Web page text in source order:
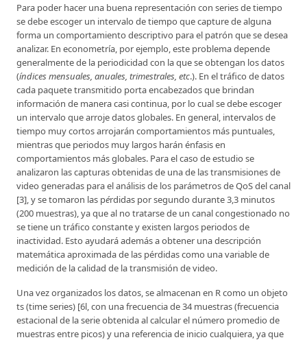
Para poder hacer una buena representación con series de tiempo
se debe escoger un intervalo de tiempo que capture de alguna
forma un comportamiento descriptivo para el patrón que se desea
analizar. En econometría, por ejemplo, este problema depende
generalmente de la periodicidad con la que se obtengan los datos
(índices mensuales, anuales, trimestrales, etc.). En el tráfico de datos
cada paquete transmitido porta encabezados que brindan
información de manera casi continua, por lo cual se debe escoger
un intervalo que arroje datos globales. En general, intervalos de
tiempo muy cortos arrojarán comportamientos más puntuales,
mientras que periodos muy largos harán énfasis en
comportamientos más globales. Para el caso de estudio se
analizaron las capturas obtenidas de una de las transmisiones de
video generadas para el análisis de los parámetros de QoS del canal
[3], y se tomaron las pérdidas por segundo durante 3,3 minutos
(200 muestras), ya que al no tratarse de un canal congestionado no
se tiene un tráfico constante y existen largos periodos de
inactividad. Esto ayudará además a obtener una descripción
matemática aproximada de las pérdidas como una variable de
medición de la calidad de la transmisión de video.
Una vez organizados los datos, se almacenan en R como un objeto
ts (time series) [6l, con una frecuencia de 34 muestras (frecuencia
estacional de la serie obtenida al calcular el número promedio de
muestras entre picos) y una referencia de inicio cualquiera, ya que